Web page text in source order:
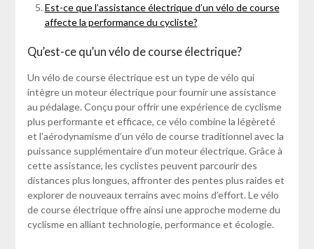
Est-ce que l’assistance électrique d’un vélo de course
affecte la performance du cycliste?
Qu’est-ce qu’un vélo de course électrique?
Un vélo de course électrique est un type de vélo qui
intègre un moteur électrique pour fournir une assistance
au pédalage. Conçu pour offrir une expérience de cyclisme
plus performante et efficace, ce vélo combine la légèreté
et l’aérodynamisme d’un vélo de course traditionnel avec la
puissance supplémentaire d’un moteur électrique. Grâce à
cette assistance, les cyclistes peuvent parcourir des
distances plus longues, affronter des pentes plus raides et
explorer de nouveaux terrains avec moins d’effort. Le vélo
de course électrique offre ainsi une approche moderne du
cyclisme en alliant technologie, performance et écologie.